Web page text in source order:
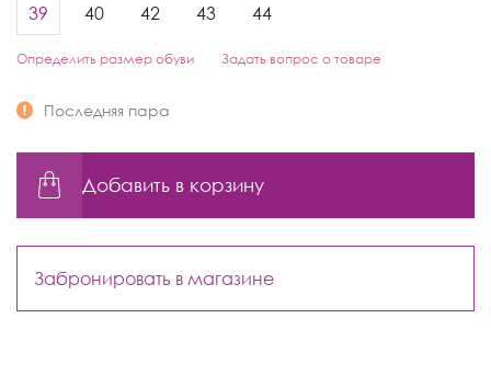
39 40 42 43 44
Определить размер обуви Задать вопрос о товаре
Последняя пара
Добавить в корзину
Забронировать в магазине